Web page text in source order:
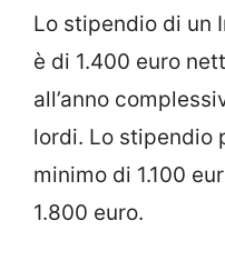
Lo stipendio di un
è di 1.400 euro
all’anno
lordi. Lo stipendio
minimo di 1.100
1.800 euro.